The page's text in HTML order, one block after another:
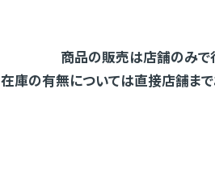
商品の販売は店舗のみで
在庫の有無については直接店舗まで